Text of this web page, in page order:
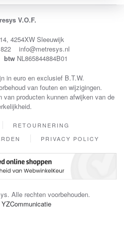
V.O.F.
4254XW Sleeuwijk
info@metresys.nl
btw NL865844884B01
in euro en exclusief B.T.W.
van fouten en wijzigingen.
van producten kunnen afwijken van de
RETOURNERING
PRIVACY POLICY
Alle rechten voorbehouden.
YZCommunicatie